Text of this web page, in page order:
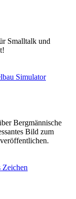
Smalltalk und
Simulator
Bergmännische
Bild zum
Zeichen